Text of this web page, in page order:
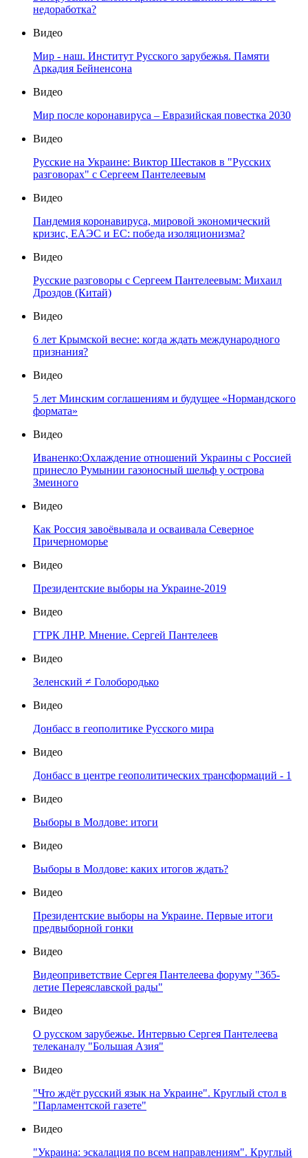
недоработка?
Видео
Мир - наш. Институт Русского зарубежья. Памяти
Аркадия Бейненсона
Видео
Мир после коронавируса – Евразийская повестка 2030
Видео
Русские на Украине: Виктор Шестаков в "Русских
разговорах" с Сергеем Пантелеевым
Видео
Пандемия коронавируса, мировой экономический
кризис, ЕАЭС и ЕС: победа изоляционизма?
Видео
Русские разговоры с Сергеем Пантелеевым: Михаил
Дроздов (Китай)
Видео
6 лет Крымской весне: когда ждать международного
признания?
Видео
5 лет Минским соглашениям и будущее «Нормандского
формата»
Видео
Иваненко:Охлаждение отношений Украины с Россией
принесло Румынии газоносный шельф у острова
Змеиного
Видео
Как Россия завоёвывала и осваивала Северное
Причерноморье
Видео
Президентские выборы на Украине-2019
Видео
ГТРК ЛНР. Мнение. Сергей Пантелеев
Видео
Зеленский ≠ Голобородько
Видео
Донбасс в геополитике Русского мира
Видео
Донбасс в центре геополитических трансформаций - 1
Видео
Выборы в Молдове: итоги
Видео
Выборы в Молдове: каких итогов ждать?
Видео
Президентские выборы на Украине. Первые итоги
предвыборной гонки
Видео
Видеоприветствие Сергея Пантелеева форуму "365-
летие Переяславской рады"
Видео
О русском зарубежье. Интервью Сергея Пантелеева
телеканалу "Большая Азия"
Видео
"Что ждёт русский язык на Украине". Круглый стол в
"Парламентской газете"
Видео
"Украина: эскалация по всем направлениям". Круглый